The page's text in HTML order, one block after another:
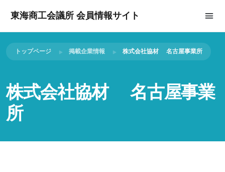
東海商工会議所 会員情報サイト
トップページ 掲載企業情報 株式会社協材 名古屋事業所
株式会社協材 名古屋事業
所